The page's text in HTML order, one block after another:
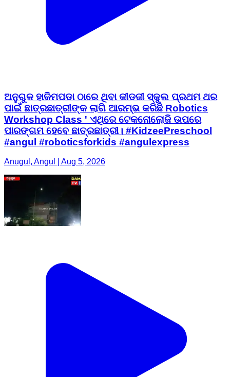
ଅନୁଗୁଳ ହାକିମପଡା ଠାରେ ଥିବା କୀଡଜୀ ସ୍କୁଲ ପ୍ରଥମ ଥର
ପାଇଁ ଛାତ୍ରଛାତ୍ରୀଙ୍କ ଲାଗି ଆରମ୍ଭ କରିଛି Robotics
Workshop Class ' ଏଥିରେ ଟେକନୋଲୋଜି ଉପରେ
ପାରଙ୍ଗମ ହେବେ ଛାତ୍ରଛାତ୍ରୀ। #KidzeePreschool
#angul #roboticsforkids #angulexpress
Anugul, Angul | Aug 5, 2026